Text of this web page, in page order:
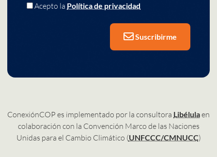
Acepto la Política de privacidad
Suscribirme
ConexiónCOP es implementado por la consultora Libélulaen
colaboración con la Convención Marco de las Naciones
Unidas para el Cambio Climático (UNFCCC/CMNUCC)